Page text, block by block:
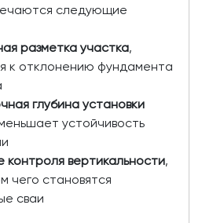
следующие
разметка участка,
к отклонению фундамента
глубина установки
устойчивость
контроля вертикальности,
чего становятся
сваи